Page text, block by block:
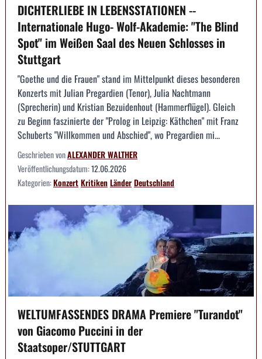
DICHTERLIEBE IN LEBENSSTATIONEN --
Internationale Hugo- Wolf-Akademie: "The Blind
Spot" im Weißen Saal des Neuen Schlosses in
Stuttgart
"Goethe und die Frauen" stand im Mittelpunkt dieses besonderen
Konzerts mit Julian Pregardien (Tenor), Julia Nachtmann
(Sprecherin) und Kristian Bezuidenhout (Hammerflügel). Gleich
zu Beginn faszinierte der "Prolog in Leipzig: Käthchen" mit Franz
Schuberts "Willkommen und Abschied", wo Pregardien mi...
Geschrieben vonALEXANDER WALTHER
Veröffentlichungsdatum:12.06.2026
Kategorien:KonzertKritikenLänderDeutschland
WELTUMFASSENDES DRAMA Premiere "Turandot"
von Giacomo Puccini in der
Staatsoper/STUTTGART